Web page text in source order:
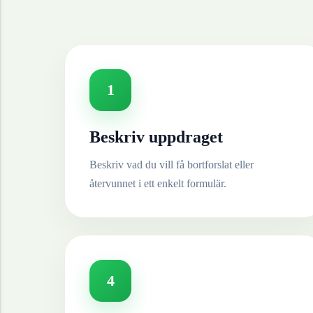
1
Beskriv uppdraget
Beskriv vad du vill få bortforslat eller
återvunnet i ett enkelt formulär.
4